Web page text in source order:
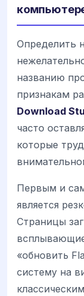
Определить
названию
признакам
Download
часто
которые
Первым и
является
Страницы
«обновить
систему на